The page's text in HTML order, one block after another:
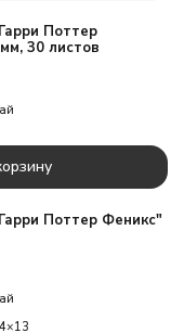
Поттер
мм, 30 листов
Поттер Феникс"